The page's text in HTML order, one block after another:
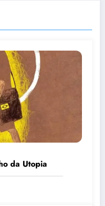
da Utopia